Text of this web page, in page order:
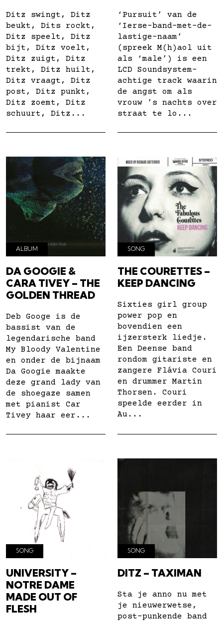
Ditz swingt, Ditz
beukt, Dits rockt,
Ditz speelt, Ditz
bijt, Ditz voelt,
Ditz zuigt, Ditz
trekt, Ditz huilt,
Ditz vraagt, Ditz
post, Ditz punkt,
Ditz zoemt, Ditz
schuurt, Ditz...
‘Pursuit’ van de
‘Ierse-band-met-de-
lastige-naam’
(spreek M(h)aol uit
als ‘male’) is een
LCD Soundsystem-
achtige track waarin
de angst om als
vrouw ’s nachts over
straat te lo...
ALBUM
DA GOOGIE &
CARA TIVEY – THE
GOLDEN THREAD
Deb Googe is de
bassist van de
legendarische band
My Bloody Valentine
en onder de bijnaam
Da Googie maakte
deze grand lady van
de shoegaze samen
met pianist Car
Tivey haar eer...
SONG
THE COURETTES –
KEEP DANCING
Sixties girl group
power pop en
bovendien een
ijzersterk liedje.
Een Deense band
rondom gitariste en
zangere Flávia Couri
en drummer Martin
Thorsen. Couri
speelde eerder in
Au...
SONG
UNIVERSITY –
NOTRE DAME
MADE OUT OF
FLESH
SONG
DITZ – TAXIMAN
Sta je anno nu met
je nieuwerwetse,
post-punkende band